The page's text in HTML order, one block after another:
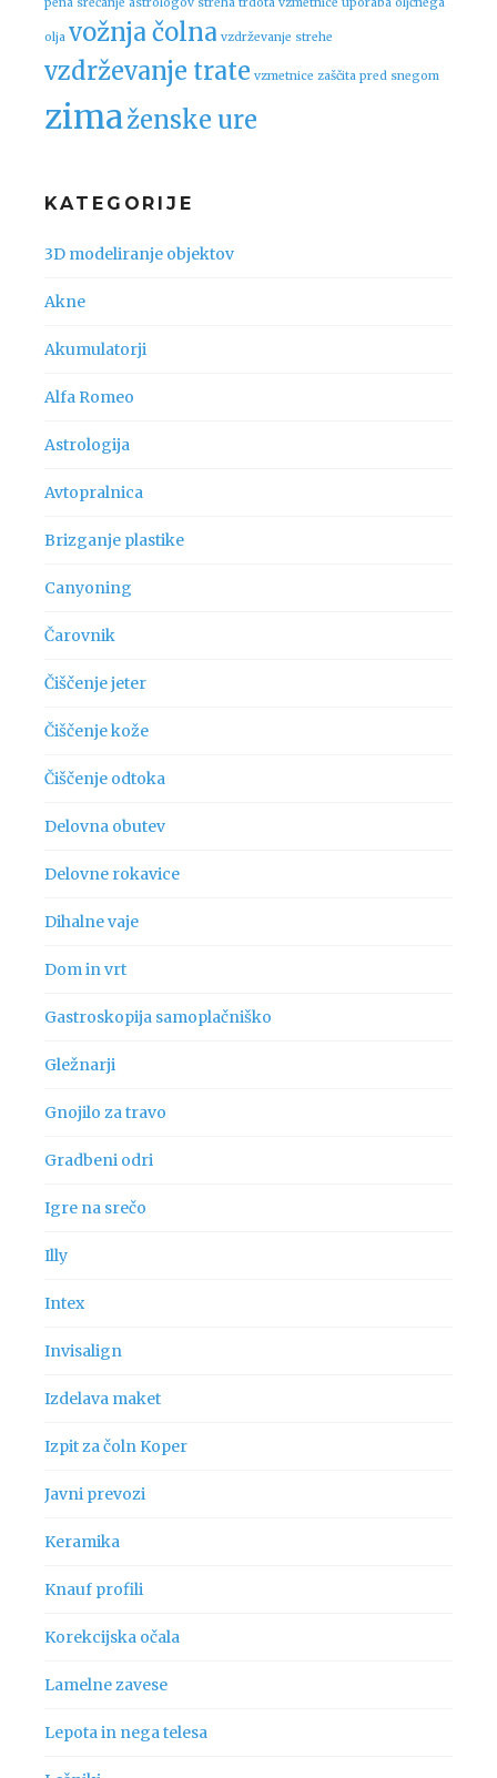
olja vožnja čolna vzdrževanje strehe
vzdrževanje trate vzmetnice zaščita pred snegom
zimaženske ure
KATEGORIJE
3D modeliranje objektov
Akne
Akumulatorji
Alfa Romeo
Astrologija
Avtopralnica
Brizganje plastike
Canyoning
Čarovnik
Čiščenje jeter
Čiščenje kože
Čiščenje odtoka
Delovna obutev
Delovne rokavice
Dihalne vaje
Dom in vrt
Gastroskopija samoplačniško
Gležnarji
Gnojilo za travo
Gradbeni odri
Igre na srečo
Illy
Intex
Invisalign
Izdelava maket
Izpit za čoln Koper
Javni prevozi
Keramika
Knauf profili
Korekcijska očala
Lamelne zavese
Lepota in nega telesa